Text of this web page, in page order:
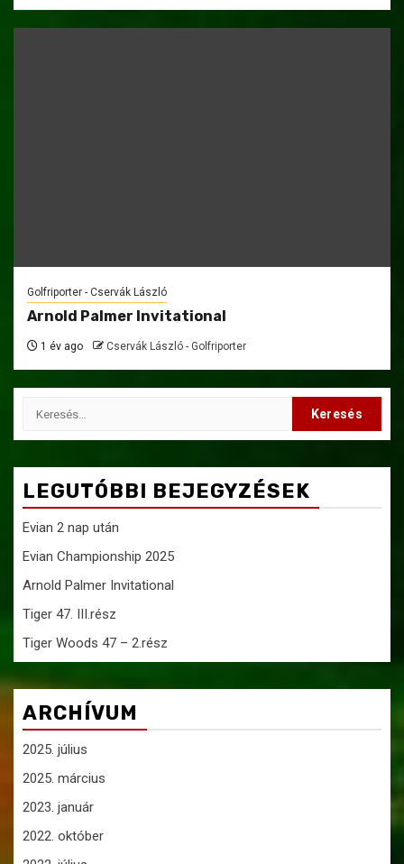
Golfriporter - Cservák László
Arnold Palmer Invitational
1 év ago Cservák László - Golfriporter
Keresés:
LEGUTÓBBI BEJEGYZÉSEK
Evian 2 nap után
Evian Championship 2025
Arnold Palmer Invitational
Tiger 47. III.rész
Tiger Woods 47 – 2.rész
ARCHÍVUM
2025. július
2025. március
2023. január
2022. október